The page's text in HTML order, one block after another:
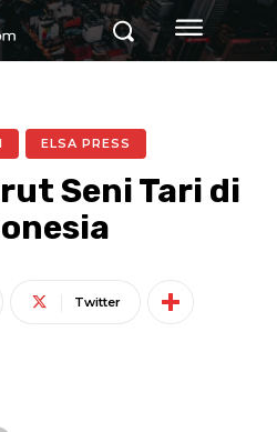
ELSA PRESS
Seni Tari di
Twitter